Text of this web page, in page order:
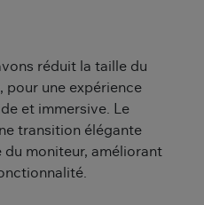
réduit la taille du
pour une expérience
et immersive. Le
transition élégante
du moniteur, améliorant